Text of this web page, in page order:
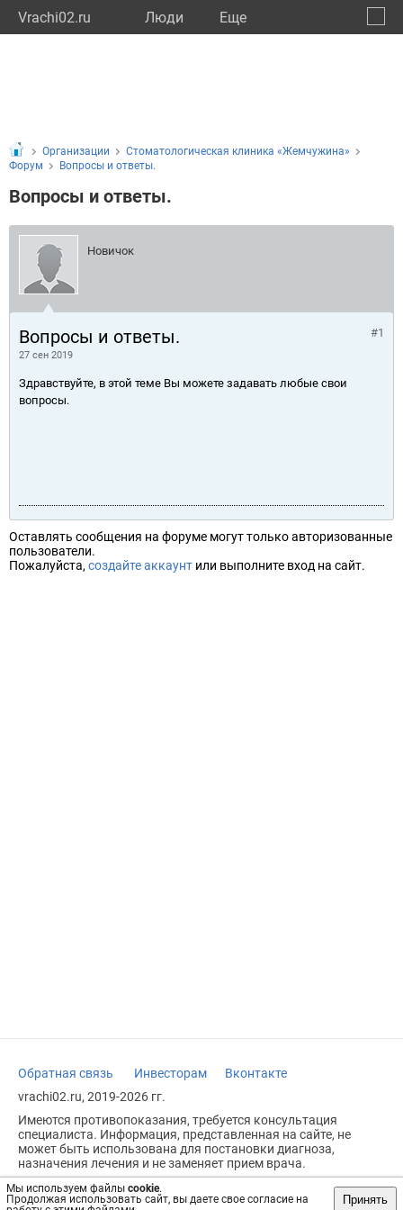
Vrachi02.ru Люди Eще
Мы используем файлы cookie.
Продолжая использовать сайт, вы даете свое согласие на
Принять
Организации
Стоматологическая клиника «Жемчужина»
Форум
Вопросы и ответы.
Вопросы и ответы.
Новичок
Вопросы и ответы.
27 сен 2019
#1
Здравствуйте, в этой теме Вы можете задавать любые свои
вопросы.
Оставлять сообщения на форуме могут только авторизованные
пользователи.
Пожалуйста, создайте аккаунт или выполните вход на сайт.
Обратная связь Инвесторам
Вконтакте
vrachi02.ru, 2019-2026 гг.
Имеются противопоказания, требуется консультация
специалиста. Информация, представленная на сайте, не
может быть использована для постановки диагноза,
назначения лечения и не заменяет прием врача.
Возрастное ограничение: 18+